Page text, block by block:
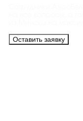
Оставить заявку